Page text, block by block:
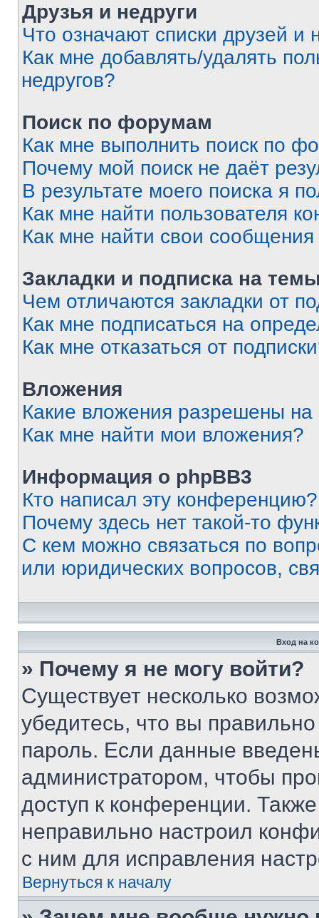
Друзья и недруги
Что означают списки друзей и
Как мне добавлять/удалять
недругов?
Поиск по форумам
Как мне выполнить поиск по
Почему мой поиск не даёт
В результате моего поиска я
Как мне найти пользователя
Как мне найти свои
Закладки и подписка на
Чем отличаются закладки от
Как мне подписаться на
Как мне отказаться от
Вложения
Какие вложения разрешены
Как мне найти мои вложения?
Информация о phpBB3
Кто написал эту конференцию?
Почему здесь нет такой-то
С кем можно связаться по
или юридических вопросов,
Вход на
» Почему я не могу войти?
Существует несколько
убедитесь, что вы
пароль. Если данные
администратором, чтобы
доступ к конференции.
неправильно настроил
с ним для исправления
Вернуться к началу